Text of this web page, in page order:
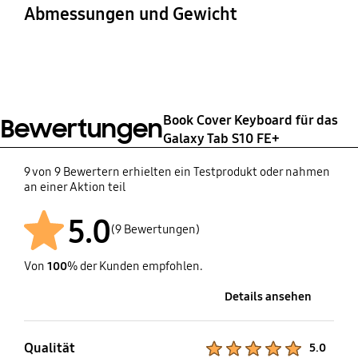
Kurzanleitung
Abmessungen und Gewicht
BewertungenBook Cover Keyboard für das
Galaxy Tab S10 FE+
5.0(9 Bewertungen)
Von 100% der Kunden empfohlen.
9 von 9 Bewertern erhielten ein Testprodukt oder nahmen
an einer Aktion teil
Details ansehen
Qualität 5.0